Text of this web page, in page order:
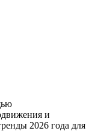
и
2026 года для